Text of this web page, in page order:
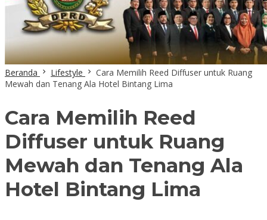
Beranda Lifestyle
Cara Memilih Reed Diffuser untuk Ruang
Mewah dan Tenang Ala Hotel Bintang Lima
Cara Memilih Reed
Diffuser untuk Ruang
Mewah dan Tenang Ala
Hotel Bintang Lima